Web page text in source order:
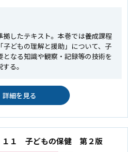
したテキスト。本巻では養成課程
どもの理解と援助」について、子
となる知識や観察・記録等の技術を
る。
詳細を見る
１１ 子どもの保健 第２版